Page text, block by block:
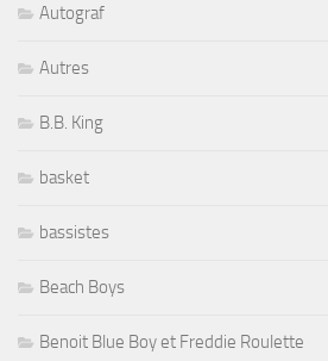
Autograf
Autres
B.B. King
basket
bassistes
Beach Boys
Benoit Blue Boy et Freddie Roulette